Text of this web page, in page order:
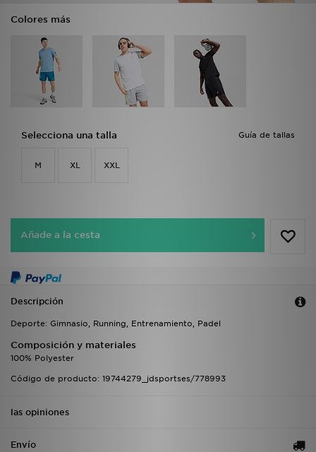
Colores más
Guía de tallas
Selecciona una talla
M XL XXL
Añade a la cesta
Descripción
Deporte: Gimnasio, Running, Entrenamiento, Padel
Composición y materiales
100% Polyester
Código de producto: 19744279_jdsportses/778993
las opiniones
Envío